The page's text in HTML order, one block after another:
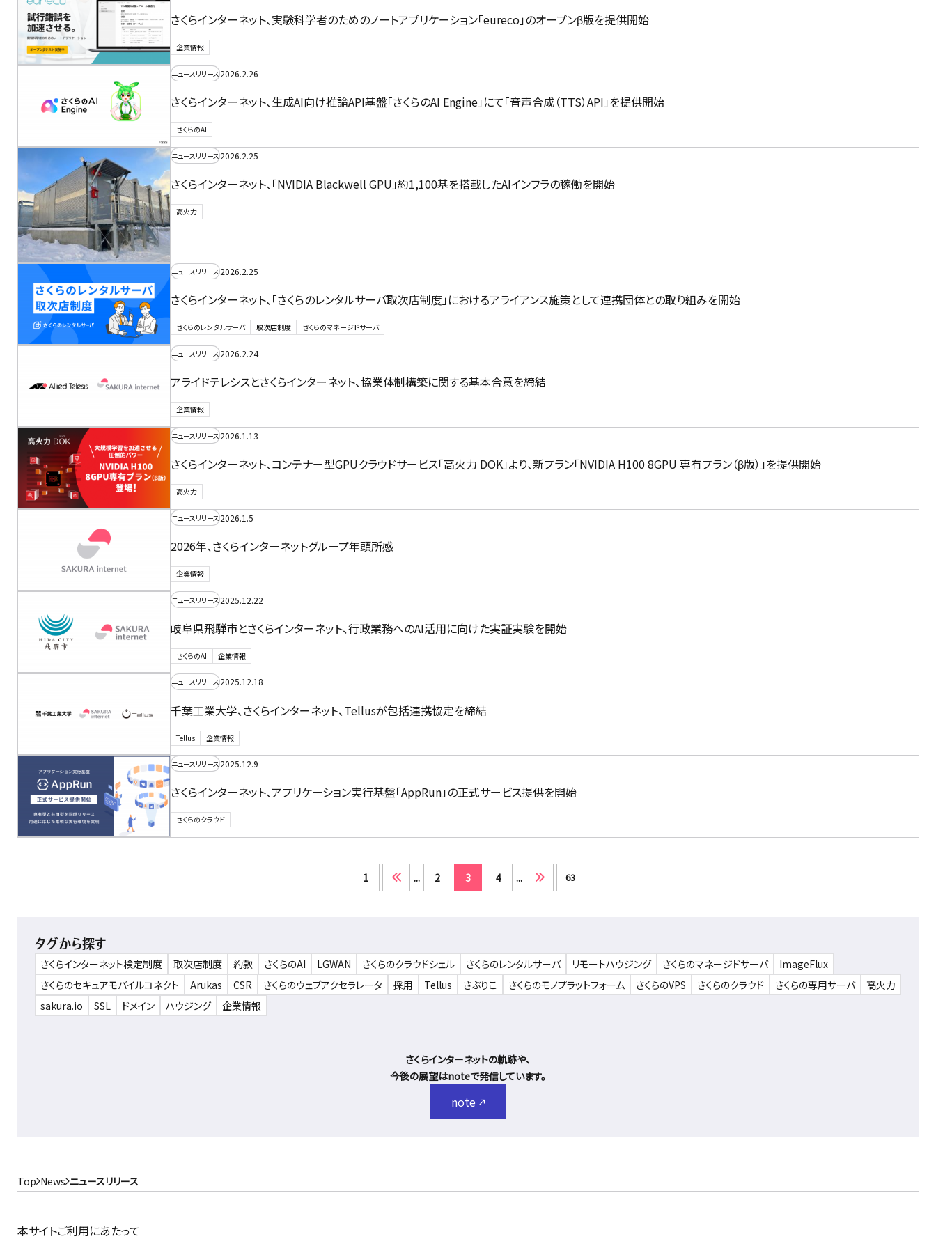
さくらインターネット、実験科学者のためのノートアプリケーション「eureco」のオープンβ版を提供開始
企業情報
ニュースリリース2026.2.26
さくらインターネット、生成AI向け推論API基盤「さくらのAI Engine」にて「音声合成（TTS）API」を提供開始
さくらのAI
ニュースリリース2026.2.25
さくらインターネット、「NVIDIA Blackwell GPU」約1,100基を搭載したAIインフラの稼働を開始
高火力
ニュースリリース2026.2.25
さくらインターネット、「さくらのレンタルサーバ取次店制度」におけるアライアンス施策として連携団体との取り組みを開始
さくらのレンタルサーバ 取次店制度 さくらのマネージドサーバ
ニュースリリース2026.2.24
アライドテレシスとさくらインターネット、協業体制構築に関する基本合意を締結
企業情報
ニュースリリース2026.1.13
さくらインターネット、コンテナー型GPUクラウドサービス「高火力 DOK」より、新プラン「NVIDIA H100 8GPU 専有プラン（β版）」を提供開始
高火力
ニュースリリース2026.1.5
2026年、さくらインターネットグループ年頭所感
企業情報
ニュースリリース2025.12.22
岐阜県飛騨市とさくらインターネット、行政業務へのAI活用に向けた実証実験を開始
さくらのAI 企業情報
ニュースリリース2025.12.18
千葉工業大学、さくらインターネット、Tellusが包括連携協定を締結
Tellus 企業情報
ニュースリリース2025.12.9
さくらインターネット、アプリケーション実行基盤「AppRun」の正式サービス提供を開始
さくらのクラウド
1 ... 2 3 4 ... 63
タグから探す
さくらインターネット検定制度 取次店制度 約款 さくらのAI LGWAN さくらのクラウドシェル さくらのレンタルサーバ リモートハウジング さくらのマネージドサーバ
ImageFlux
さくらのセキュアモバイルコネクト
Arukas CSR さくらのウェブアクセラレータ 採用 Tellus さぶりこ さくらのモノプラットフォーム さくらのVPS さくらのクラウド さくらの専用サーバ
高火力
sakura.io
SSL ドメイン ハウジング 企業情報
さくらインターネットの軌跡や、
今後の展望はnoteで発信しています。
note
Top News ニュースリリース
本サイトご利用にあたって